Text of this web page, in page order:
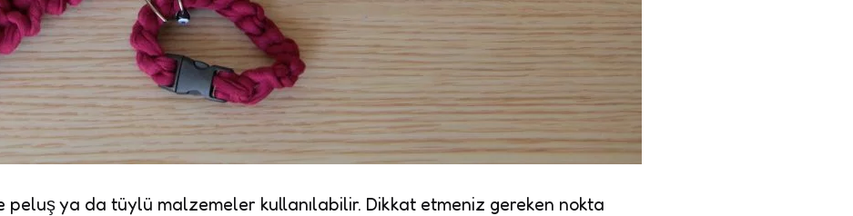
peluş ya da tüylü malzemeler kullanılabilir. Dikkat etmeniz gereken nokta